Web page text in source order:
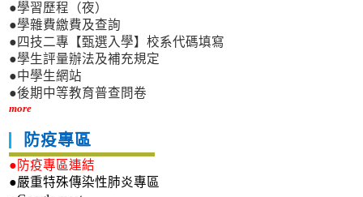
●學習歷程（夜）
●學雜費繳費及查詢
●四技二專【甄選入學】校系代碼填寫
●學生評量辦法及補充規定
●中學生網站
●後期中等教育普查問卷
more
防疫專區
●防疫專區連結
●嚴重特殊傳染性肺炎專區